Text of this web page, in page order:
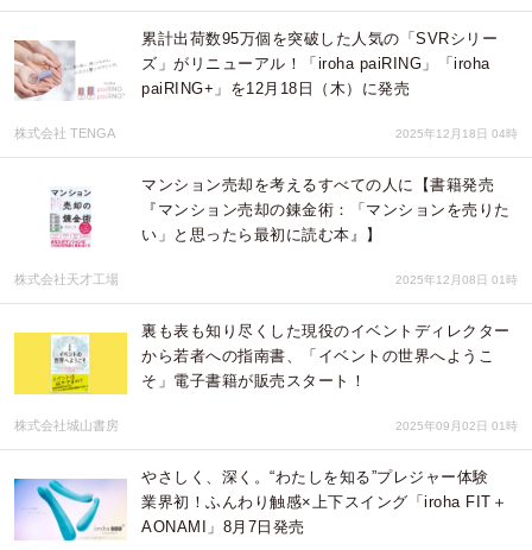
累計出荷数95万個を突破した人気の「SVRシリー
ズ」がリニューアル！「iroha paiRING」「iroha
paiRING+」を12月18日（木）に発売
株式会社 TENGA 2025年12月18日 04時
マンション売却を考えるすべての人に【書籍発売
『マンション売却の錬金術：「マンションを売りた
い」と思ったら最初に読む本』】
株式会社天才工場 2025年12月08日 01時
裏も表も知り尽くした現役のイベントディレクター
から若者への指南書、「イベントの世界へようこ
そ」電子書籍が販売スタート！
株式会社城山書房 2025年09月02日 01時
やさしく、深く。“わたしを知る”プレジャー体験
業界初！ふんわり触感×上下スイング「iroha FIT＋
AONAMI」8月7日発売